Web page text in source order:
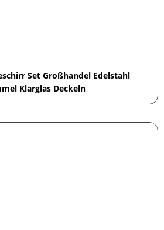
Set Großhandel Edelstahl
Klarglas Deckeln